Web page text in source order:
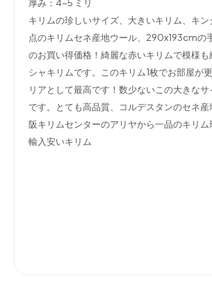
キリムの珍しいサイズ、大きいキリム、キ
点のキリムセネ産地ウール、290x193cmの
のお買い得価格！綺麗な赤いキリムで模様
シャキリムです。このキリム1枚でお部屋が
リアとして最高です！数少ないこの大きな
です。とても高品質、コルデスタンのセネ
阪キリムセンターのアリヤから一品のキリ
輸入安いキリム